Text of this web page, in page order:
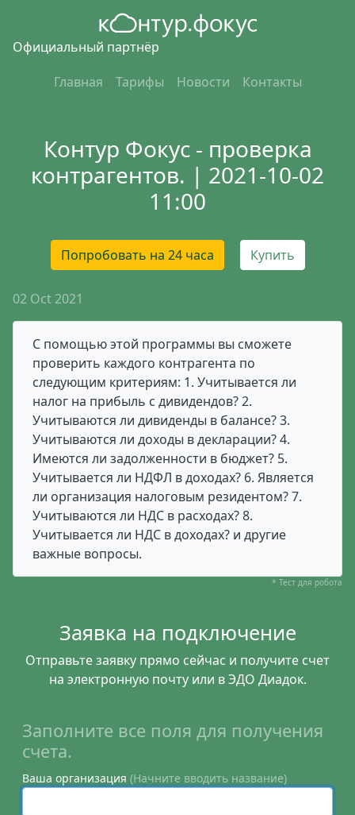
Официальный партнёр
Главная
Тарифы Новости Контакты
Контур Фокус - проверка
контрагентов. | 2021-10-02
11:00
Попробовать на 24 часа Купить
02 Oct 2021
С помощью этой программы вы сможете
проверить каждого контрагента по
следующим критериям: 1. Учитывается ли
налог на прибыль с дивидендов? 2.
Учитываются ли дивиденды в балансе? 3.
Учитываются ли доходы в декларации? 4.
Имеются ли задолженности в бюджет? 5.
Учитывается ли НДФЛ в доходах? 6. Является
ли организация налоговым резидентом? 7.
Учитываются ли НДС в расходах? 8.
Учитывается ли НДС в доходах? и другие
важные вопросы.
* Тест для робота
Заявка на подключение
Отправьте заявку прямо сейчас и получите счет
на электронную почту или в ЭДО Диадок.
Заполните все поля для получения
счета.
Ваша организация (Начните вводить название)